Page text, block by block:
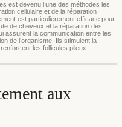
est devenu l’une des méthodes les
cellulaire et de la réparation
est particulièrement efficace pour
de cheveux et la réparation des
assurent la communication entre les
de l’organisme. Ils stimulent la
les follicules pileux.
aux